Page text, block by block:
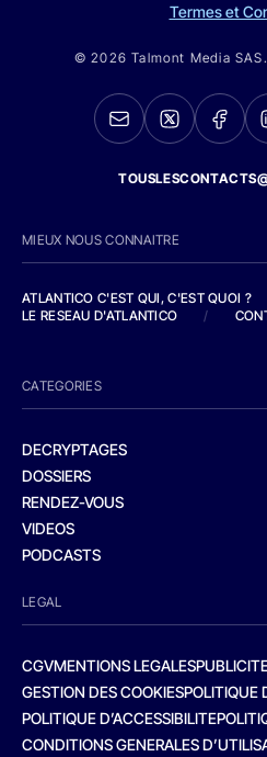
Termes et
© 2026 Talmont Media
MIEUX NOUS CONNAITRE
ATLANTICO C'EST QUI, C'EST QUOI ?
LE RESEAU D'ATLANTICO
/
CATEGORIES
DECRYPTAGES
DOSSIERS
RENDEZ-VOUS
VIDEOS
PODCASTS
LEGAL
CGVMENTIONS LEGALES
GESTION DES COOKIESPOLITIQUE
POLITIQUE D’ACCESSIBILITE
CONDITIONS GENERALES